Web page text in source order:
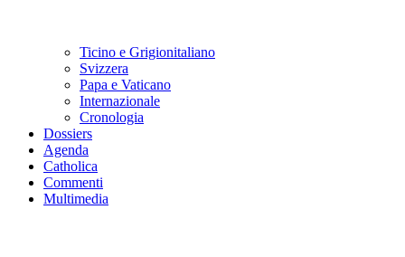
Ticino e Grigionitaliano
Svizzera
Papa e Vaticano
Internazionale
Cronologia
Dossiers
Agenda
Catholica
Commenti
Multimedia